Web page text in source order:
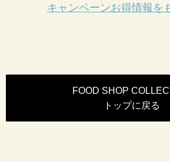
キャンペーンお得情報を
FOOD SHOP
トップに戻る